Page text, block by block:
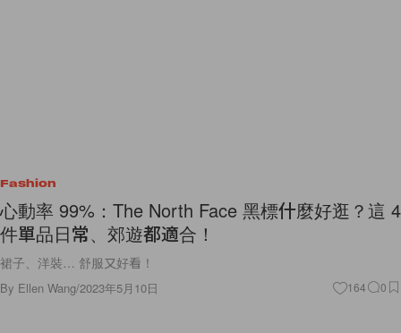
Fashion
心動率 99%：The North Face 黑標什麼好逛？這 4
件單品日常、郊遊都適合！
裙子、洋裝… 舒服又好看！
By Ellen Wang/2023年5月10日 164 0